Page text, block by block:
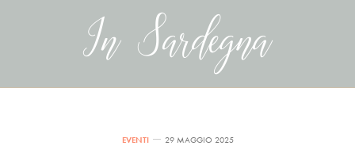
EVENTI 29 MAGGIO 2025